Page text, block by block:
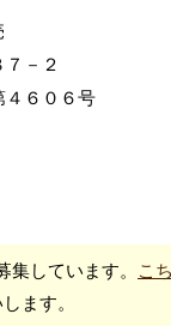
－２
４６０６号
しています。
こ
ます。